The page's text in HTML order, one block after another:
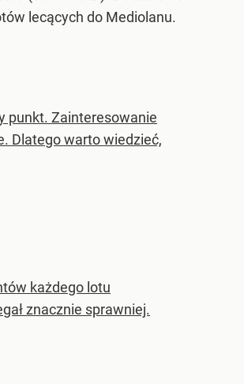
lecących do Mediolanu.
punkt. Zainteresowanie
Dlatego warto wiedzieć,
każdego lotu
znacznie sprawniej.